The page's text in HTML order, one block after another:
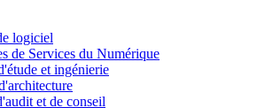
logiciel
de Services du Numérique
et ingénierie
et de conseil